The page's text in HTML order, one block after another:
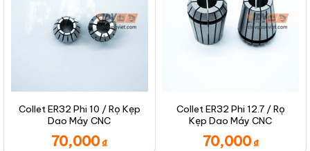
Collet ER32 Phi 10 / Rọ Kẹp
Dao Máy CNC
70,000 ₫
Collet ER32 Phi 12.7 / Rọ
Kẹp Dao Máy CNC
70,000 ₫